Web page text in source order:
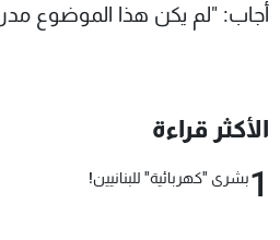
أجاب: "لم يكن هذا الموضوع
الأكثر قراءة
1بشرى "كهربائية" للبنانيين!